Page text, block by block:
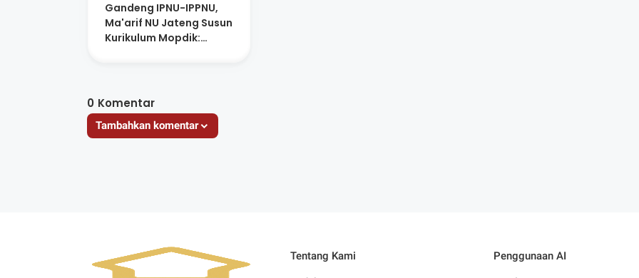
Gandeng IPNU-IPPNU,
Ma'arif NU Jateng Susun
Kurikulum Mopdik:
0 Komentar
Tambahkan komentar
Tentang Kami Penggunaan AI